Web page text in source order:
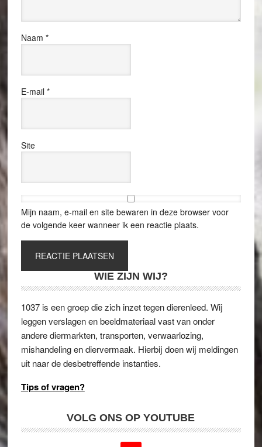
Naam *
E-mail *
Site
Mijn naam, e-mail en site bewaren in deze browser voor
de volgende keer wanneer ik een reactie plaats.
WIE ZIJN WIJ?
1037 is een groep die zich inzet tegen dierenleed. Wij
leggen verslagen en beeldmateriaal vast van onder
andere diermarkten, transporten, verwaarlozing,
mishandeling en diervermaak. Hierbij doen wij meldingen
uit naar de desbetreffende instanties.
Tips of vragen?
VOLG ONS OP YOUTUBE